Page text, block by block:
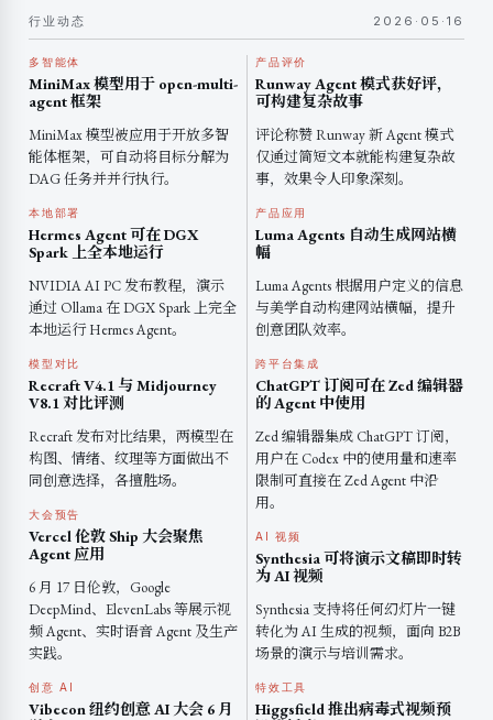
行业动态 2026·05·16
多智能体
MiniMax 模型用于 open-multi-
agent 框架
MiniMax 模型被应用于开放多智
能体框架，可自动将目标分解为
DAG 任务并并行执行。
本地部署
Hermes Agent 可在 DGX
Spark 上全本地运行
NVIDIA AI PC 发布教程，演示
通过 Ollama 在 DGX Spark 上完全
本地运行 Hermes Agent。
模型对比
Recraft V4.1 与 Midjourney
V8.1 对比评测
Recraft 发布对比结果，两模型在
构图、情绪、纹理等方面做出不
同创意选择，各擅胜场。
大会预告
Vercel 伦敦 Ship 大会聚焦
Agent 应用
6 月 17 日伦敦，Google
DeepMind、ElevenLabs 等展示视
频 Agent、实时语音 Agent 及生产
实践。
创意 AI
Vibecon 纽约创意 AI 大会 6 月
产品评价
Runway Agent 模式获好评，
可构建复杂故事
评论称赞 Runway 新 Agent 模式
仅通过简短文本就能构建复杂故
事，效果令人印象深刻。
产品应用
Luma Agents 自动生成网站横
幅
Luma Agents 根据用户定义的信息
与美学自动构建网站横幅，提升
创意团队效率。
跨平台集成
ChatGPT 订阅可在 Zed 编辑器
的 Agent 中使用
Zed 编辑器集成 ChatGPT 订阅，
用户在 Codex 中的使用量和速率
限制可直接在 Zed Agent 中沿
用。
AI 视频
Synthesia 可将演示文稿即时转
为 AI 视频
Synthesia 支持将任何幻灯片一键
转化为 AI 生成的视频，面向 B2B
场景的演示与培训需求。
特效工具
Higgsfield 推出病毒式视频预